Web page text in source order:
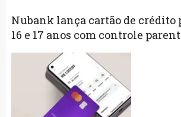
Nubank lança cartão de crédito
16 e 17 anos com controle